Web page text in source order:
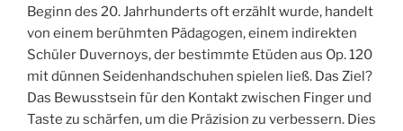
Beginn des 20. Jahrhunderts oft erzählt wurde, handelt
von einem berühmten Pädagogen, einem indirekten
Schüler Duvernoys, der bestimmte Etüden aus Op. 120
mit dünnen Seidenhandschuhen spielen ließ. Das Ziel?
Das Bewusstsein für den Kontakt zwischen Finger und
Taste zu schärfen, um die Präzision zu verbessern. Dies